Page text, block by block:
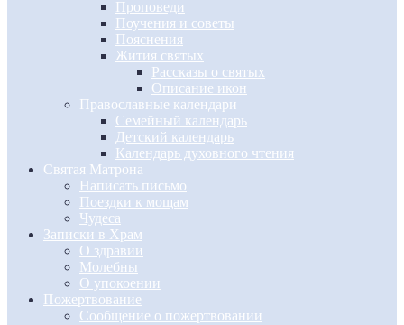
Проповеди
Поучения и советы
Пояснения
Жития святых
Рассказы о святых
Описание икон
Православные календари
Семейный календарь
Детский календарь
Календарь духовного чтения
Святая Матрона
Написать письмо
Поездки к мощам
Чудеса
Записки в Храм
О здравии
Молебны
О упокоении
Пожертвование
Сообщение о пожертвовании